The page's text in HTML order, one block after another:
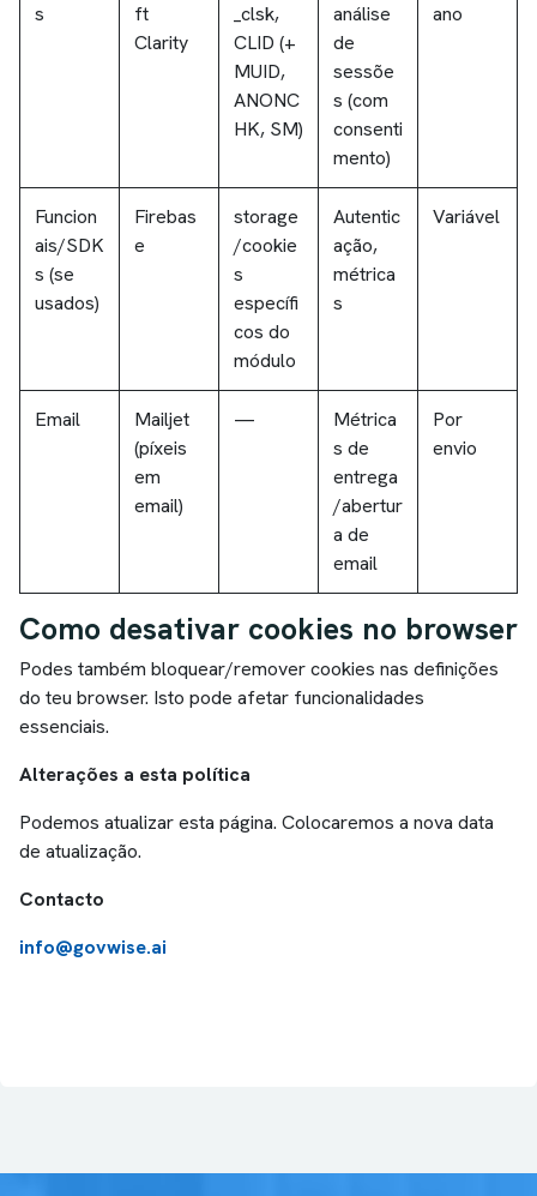
s
ft
Clarity
_clsk,
CLID (+
MUID,
ANONC
HK, SM)
análise
de
sessõe
s (com
consenti
mento)
ano
Funcion
ais/SDK
s (se
usados)
Firebas
e
storage
/cookie
s
específi
cos do
módulo
Autentic
ação,
métrica
s
Variável
Email
Mailjet
(píxeis
em
email)
—
Métrica
s de
entrega
/abertur
a de
email
Por
envio
Como desativar cookies no browser
Podes também bloquear/remover cookies nas definições
do teu browser. Isto pode afetar funcionalidades
essenciais.
Alterações a esta política
Podemos atualizar esta página. Colocaremos a nova data
de atualização.
Contacto
info@govwise.ai